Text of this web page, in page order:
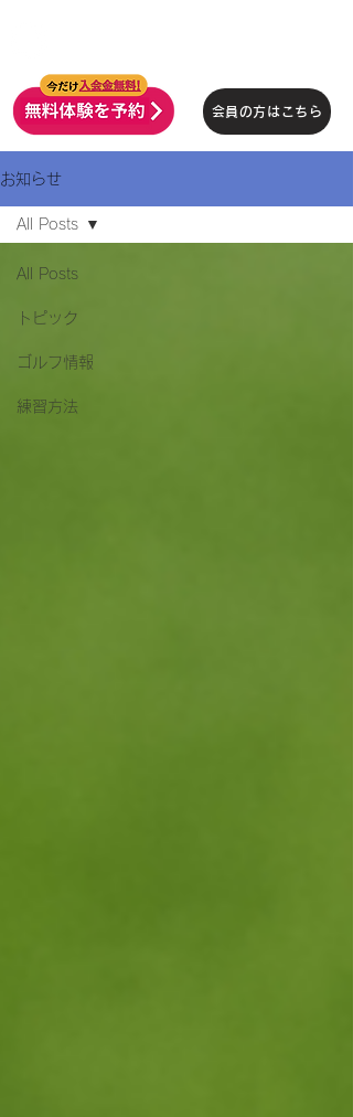
会員の方はこちら
お知らせ
All Posts
トピック
ゴルフ情報
練習方法
All Posts